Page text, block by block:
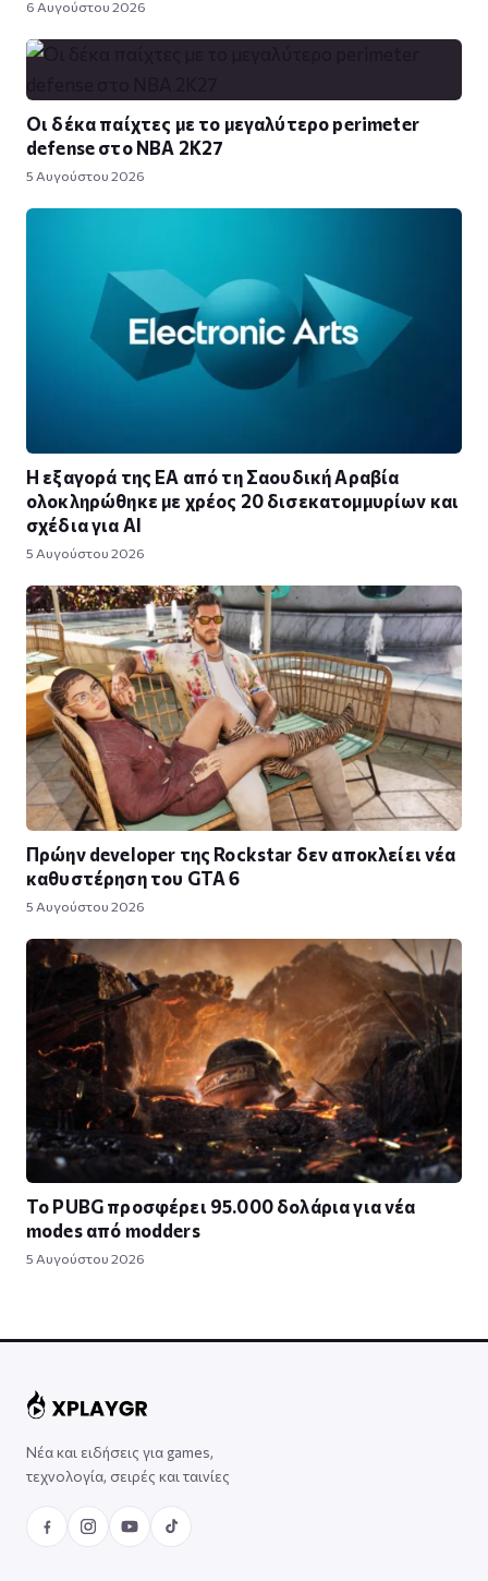
6 Αυγούστου 2026
Οι δέκα παίχτες με το μεγαλύτερο perimeter
defense στο NBA 2K27
5 Αυγούστου 2026
Η εξαγορά της EA από τη Σαουδική Αραβία
ολοκληρώθηκε με χρέος 20 δισεκατομμυρίων και
σχέδια για AI
5 Αυγούστου 2026
Πρώην developer της Rockstar δεν αποκλείει νέα
καθυστέρηση του GTA 6
5 Αυγούστου 2026
Το PUBG προσφέρει 95.000 δολάρια για νέα
modes από modders
5 Αυγούστου 2026
Νέα και ειδήσεις για games,
τεχνολογία, σειρές και ταινίες